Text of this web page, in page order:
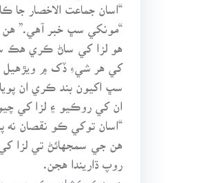
“اسان جماعت الاخصار جا
“مونکي سڀ خبر آهي.” هن
هو لزا کي ساڻ ڪري هڪ
کي هر شيءِ ڏک ۾ ويڙهيل
سڀ اکيون بند ڪري ان
ان کي روڪيو ۽ لزا کي
“اسان توکي ڪو نقصان نه
هن جي سمجهائڻ تي لزا
روپ ڌاريندا هجن.
هو هڪ ڪشادي ڪمري ۾